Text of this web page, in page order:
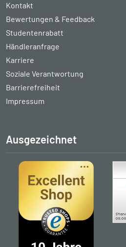
Kontakt
Bewertungen & Feedback
Studentenrabatt
Händleranfrage
Karriere
Soziale Verantwortung
Barrierefreiheit
Impressum
Ausgezeichnet